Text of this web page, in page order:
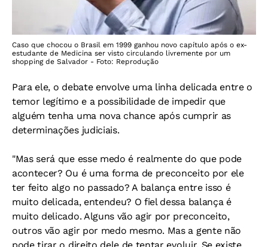
Caso que chocou o Brasil em 1999 ganhou novo capítulo após o ex-
estudante de Medicina ser visto circulando livremente por um
shopping de Salvador - Foto: Reprodução
Para ele, o debate envolve uma linha delicada entre o
temor legítimo e a possibilidade de impedir que
alguém tenha uma nova chance após cumprir as
determinações judiciais.
"Mas será que esse medo é realmente do que pode
acontecer? Ou é uma forma de preconceito por ele
ter feito algo no passado? A balança entre isso é
muito delicada, entendeu? O fiel dessa balança é
muito delicado. Alguns vão agir por preconceito,
outros vão agir por medo mesmo. Mas a gente não